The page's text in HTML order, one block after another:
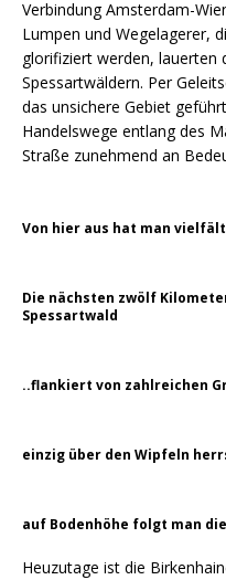
Verbindung Amsterdam-
Lumpen und Wegelagerer,
glorifiziert werden, lauerten
Spessartwäldern. Per
das unsichere Gebiet
Handelswege entlang des
Straße zunehmend an
Von hier aus hat man
Die nächsten zwölf
Spessartwald
..flankiert von zahlreichen
einzig über den Wipfeln
auf Bodenhöhe folgt man
Heuzutage ist die